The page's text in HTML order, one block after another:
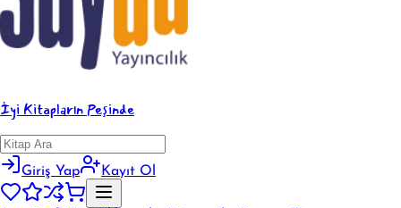
İyi Kitapların Peşinde
Giriş Yap Kayıt Ol